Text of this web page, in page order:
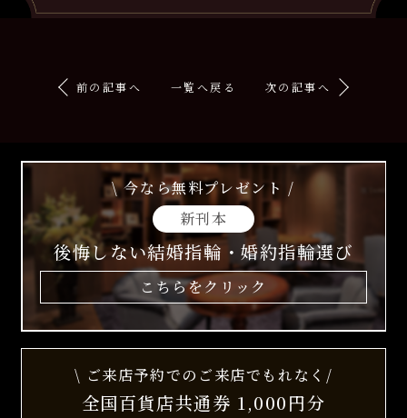
前の記事へ 一覧へ戻る 次の記事へ
\ 今なら無料プレゼント /
新刊本
後悔しない結婚指輪・婚約指輪選び
こちらをクリック
\ ご来店予約でのご来店でもれなく/
全国百貨店共通券 1,000円分